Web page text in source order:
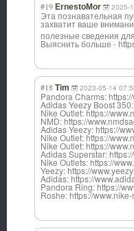
#19 ErnestoMor 2025-
Эта познавательная
захватит ваше
полезные сведения
Выяснить больше -
#18 Tim 2023-05-14
Pandora Charms:
Adidas Yeezy Boost
Nike Outlet: https://
NMD: https://
Adidas Yeezy: https://
Nike Outlet: https://
Nike Outlet: https://
Adidas Superstar:
Nike Outlets: https://
Yeezy: https://
Adidas: https://
Pandora Ring: https://
Roshe: https://